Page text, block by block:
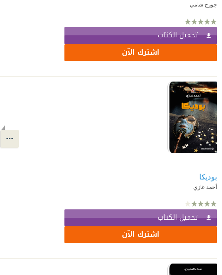
جورج شامي
تحميل الكتاب
اشترك الآن
بوديكا
أحمد غازي
تحميل الكتاب
اشترك الآن